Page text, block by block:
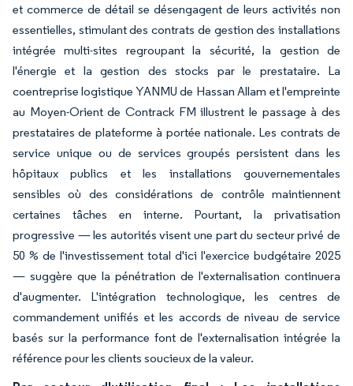
et commerce de détail se désengagent de leurs activités non
essentielles, stimulant des contrats de gestion des installations
intégrée multi-sites regroupant la sécurité, la gestion de
l'énergie et la gestion des stocks par le prestataire. La
coentreprise logistique YANMU de Hassan Allam et l'empreinte
au Moyen-Orient de Contrack FM illustrent le passage à des
prestataires de plateforme à portée nationale. Les contrats de
service unique ou de services groupés persistent dans les
hôpitaux publics et les installations gouvernementales
sensibles où des considérations de contrôle maintiennent
certaines tâches en interne. Pourtant, la privatisation
progressive — les autorités visent une part du secteur privé de
50 % de l'investissement total d'ici l'exercice budgétaire 2025
— suggère que la pénétration de l'externalisation continuera
d'augmenter. L'intégration technologique, les centres de
commandement unifiés et les accords de niveau de service
basés sur la performance font de l'externalisation intégrée la
référence pour les clients soucieux de la valeur.